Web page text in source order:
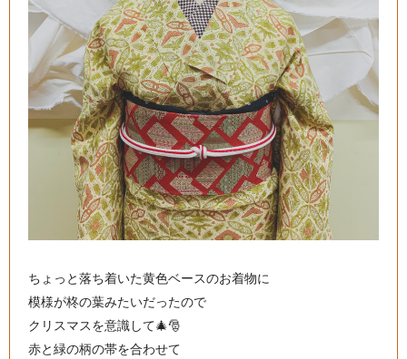
ちょっと落ち着いた黄色ベースのお着物に
模様が柊の葉みたいだったので
クリスマスを意識して🎄🎅
赤と緑の柄の帯を合わせて